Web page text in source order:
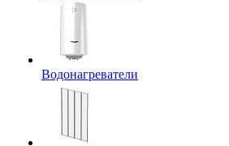
Водонагреватели